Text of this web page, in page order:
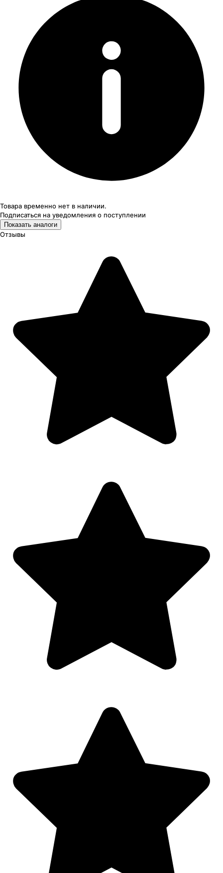
Товара временно нет в наличии.
Подписаться на уведомления о поступлении
Показать аналоги
Отзывы